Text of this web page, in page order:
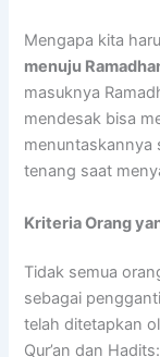
Mengapa kita
menuju
masuknya
mendesak bisa
menuntaskannya
tenang saat
Kriteria Orang
Tidak semua
sebagai
telah ditetapkan
Qur’an dan Hadits: